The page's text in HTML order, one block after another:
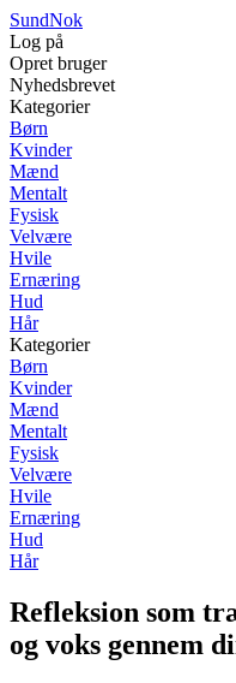
SundNok
Log på
Opret bruger
Nyhedsbrevet
Kategorier
Børn
Kvinder
Mænd
Mentalt
Fysisk
Velvære
Hvile
Ernæring
Hud
Hår
Kategorier
Børn
Kvinder
Mænd
Mentalt
Fysisk
Velvære
Hvile
Ernæring
Hud
Hår
Refleksion som
og voks gennem